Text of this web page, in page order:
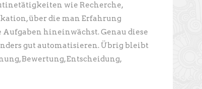
wie Recherche,
über die man Erfahrung
hineinwächst. Genau diese
gut automatisieren. Übrig bleibt
Bewertung, Entscheidung,